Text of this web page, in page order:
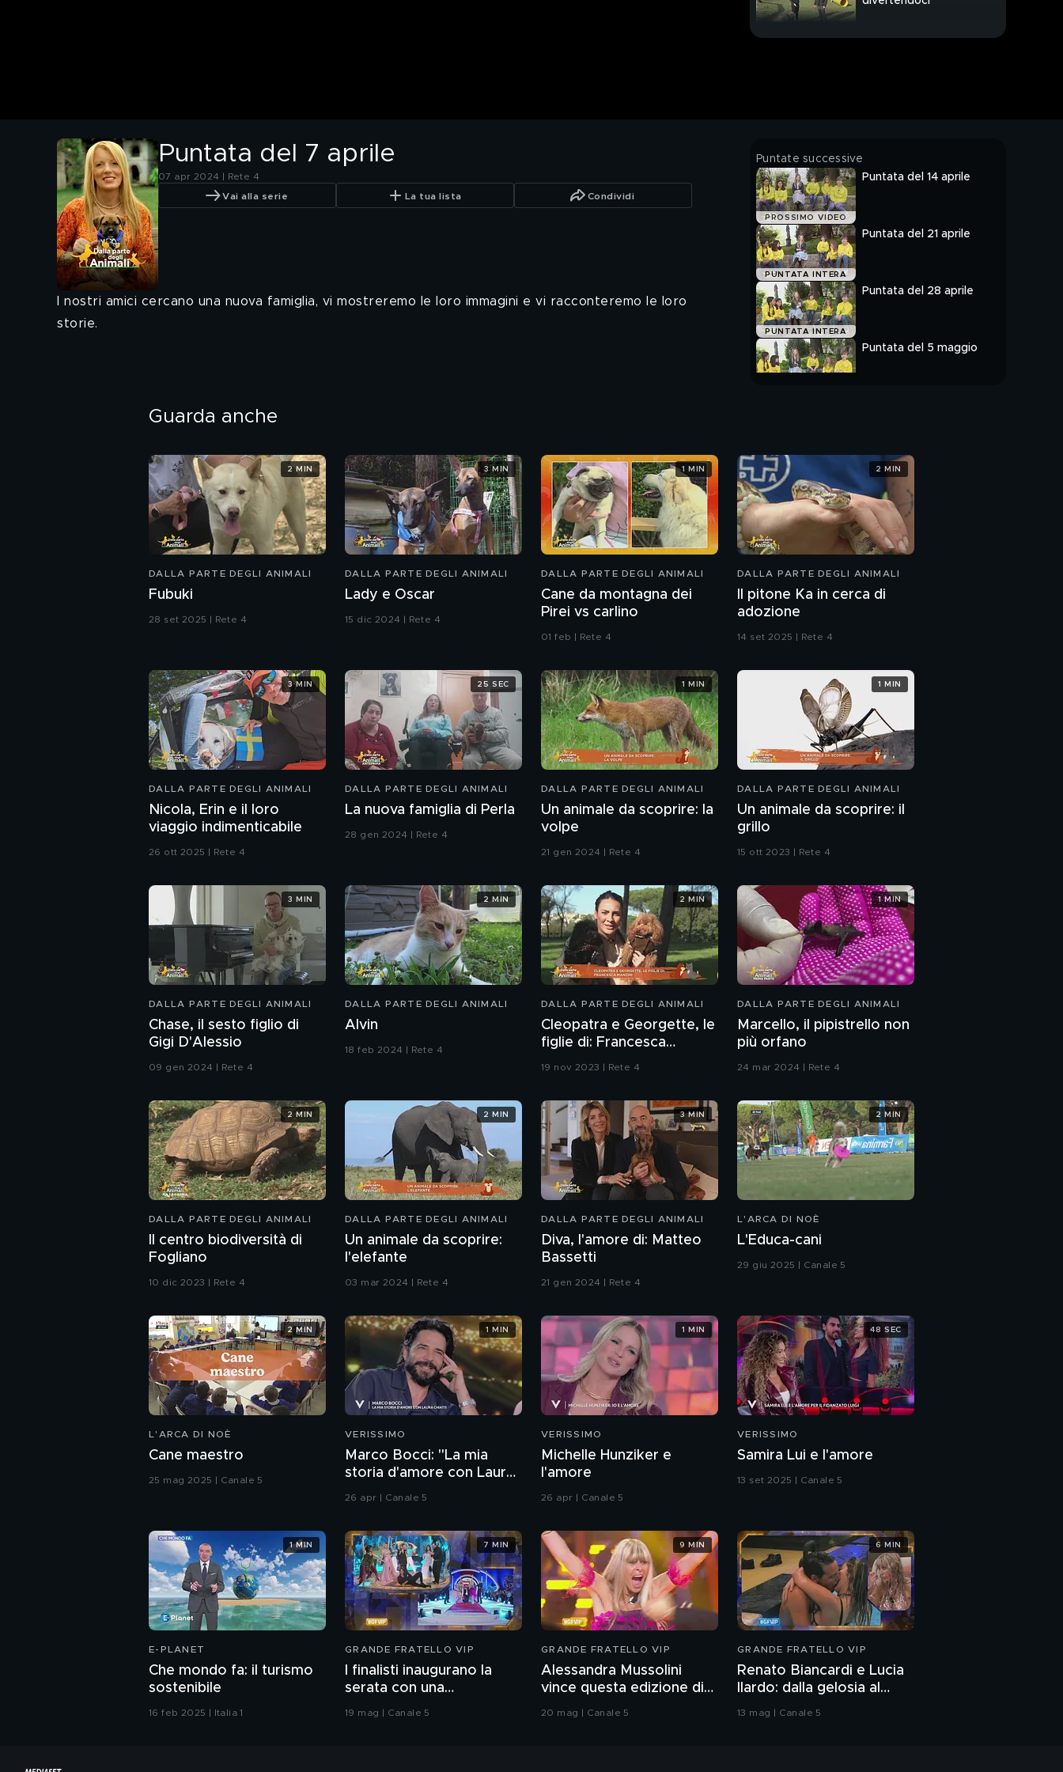
Mike aspetta una
il facocero
bisogno di amore
I consigli degli esperti
Puntata del 7 aprile
07 apr 2024 | Rete 4
Vai alla serie La tua lista Condividi
I nostri amici cercano una nuova famiglia, vi mostreremo le loro immagini e vi racconteremo le loro
storie.
Puntate successive
PROSSIMO VIDEO
Puntata del 14 aprile
PUNTATA INTERA
Puntata del 21 aprile
PUNTATA INTERA
Puntata del 28 aprile
Puntata del 5 maggio
Guarda anche
DALLA PARTE DEGLI ANIMALI
Fubuki
28 set 2025 | Rete 4
2 MIN
DALLA PARTE DEGLI ANIMALI
Lady e Oscar
15 dic 2024 | Rete 4
3 MIN
DALLA PARTE DEGLI ANIMALI
Cane da montagna dei
Pirei vs carlino
01 feb | Rete 4
1 MIN
DALLA PARTE DEGLI ANIMALI
Il pitone Ka in cerca di
adozione
14 set 2025 | Rete 4
2 MIN
DALLA PARTE DEGLI ANIMALI
Nicola, Erin e il loro
viaggio indimenticabile
26 ott 2025 | Rete 4
3 MIN
DALLA PARTE DEGLI ANIMALI
La nuova famiglia di Perla
28 gen 2024 | Rete 4
25 SEC
DALLA PARTE DEGLI ANIMALI
Un animale da scoprire: la
volpe
21 gen 2024 | Rete 4
1 MIN
DALLA PARTE DEGLI ANIMALI
Un animale da scoprire: il
grillo
15 ott 2023 | Rete 4
1 MIN
DALLA PARTE DEGLI ANIMALI
Chase, il sesto figlio di
Gigi D'Alessio
09 gen 2024 | Rete 4
3 MIN
DALLA PARTE DEGLI ANIMALI
Alvin
18 feb 2024 | Rete 4
2 MIN
DALLA PARTE DEGLI ANIMALI
Cleopatra e Georgette, le
figlie di: Francesca
19 nov 2023 | Rete 4
2 MIN
DALLA PARTE DEGLI ANIMALI
Marcello, il pipistrello non
più orfano
24 mar 2024 | Rete 4
1 MIN
DALLA PARTE DEGLI ANIMALI
Il centro biodiversità di
Fogliano
10 dic 2023 | Rete 4
2 MIN
DALLA PARTE DEGLI ANIMALI
Un animale da scoprire:
l'elefante
03 mar 2024 | Rete 4
2 MIN
DALLA PARTE DEGLI ANIMALI
Diva, l'amore di: Matteo
Bassetti
21 gen 2024 | Rete 4
3 MIN
L'ARCA DI NOÈ
L'Educa-cani
29 giu 2025 | Canale 5
2 MIN
L'ARCA DI NOÈ
Cane maestro
25 mag 2025 | Canale 5
2 MIN
VERISSIMO
Marco Bocci: "La mia
storia d'amore con Laura
Chiatti"
26 apr | Canale 5
1 MIN
VERISSIMO
Michelle Hunziker e
l'amore
26 apr | Canale 5
1 MIN
VERISSIMO
Samira Lui e l'amore
13 set 2025 | Canale 5
48 SEC
E-PLANET
Che mondo fa: il turismo
sostenibile
16 feb 2025 | Italia 1
1 MIN
GRANDE FRATELLO VIP
I finalisti inaugurano la
serata con una
coreografia
19 mag | Canale 5
7 MIN
GRANDE FRATELLO VIP
Alessandra Mussolini
vince questa edizione di
Grande Fratello VIP
20 mag | Canale 5
9 MIN
GRANDE FRATELLO VIP
Renato Biancardi e Lucia
Ilardo: dalla gelosia al
13 mag | Canale 5
6 MIN